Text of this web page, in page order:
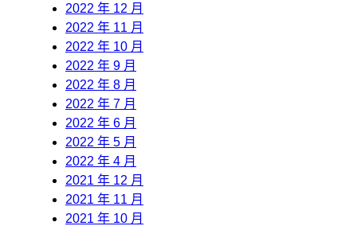
2022 年 12 月
2022 年 11 月
2022 年 10 月
2022 年 9 月
2022 年 8 月
2022 年 7 月
2022 年 6 月
2022 年 5 月
2022 年 4 月
2021 年 12 月
2021 年 11 月
2021 年 10 月